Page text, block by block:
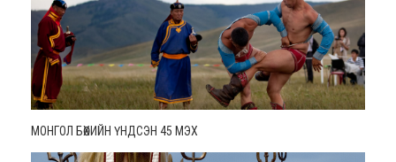
МОНГОЛ БӨХИЙН ҮНДСЭН 45 МЭХ